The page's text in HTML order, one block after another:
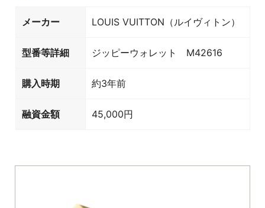
メーカー LOUIS VUITTON（ルイヴィトン）
型番等詳細 ジッピーウォレット M42616
購入時期 約3年前
融資金額 45,000円